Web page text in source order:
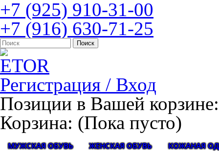
+7 (925) 910-31-00
+7 (916) 630-71-25
Регистрация / Вход
Позиции в Вашей корзине:
Корзина: (Пока пусто)
МУЖСКАЯ ОБУВЬ ЖЕНСКАЯ ОБУВЬ КОЖАНАЯ